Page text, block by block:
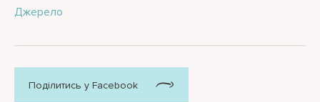
Джерело
Поділитись у Facebook